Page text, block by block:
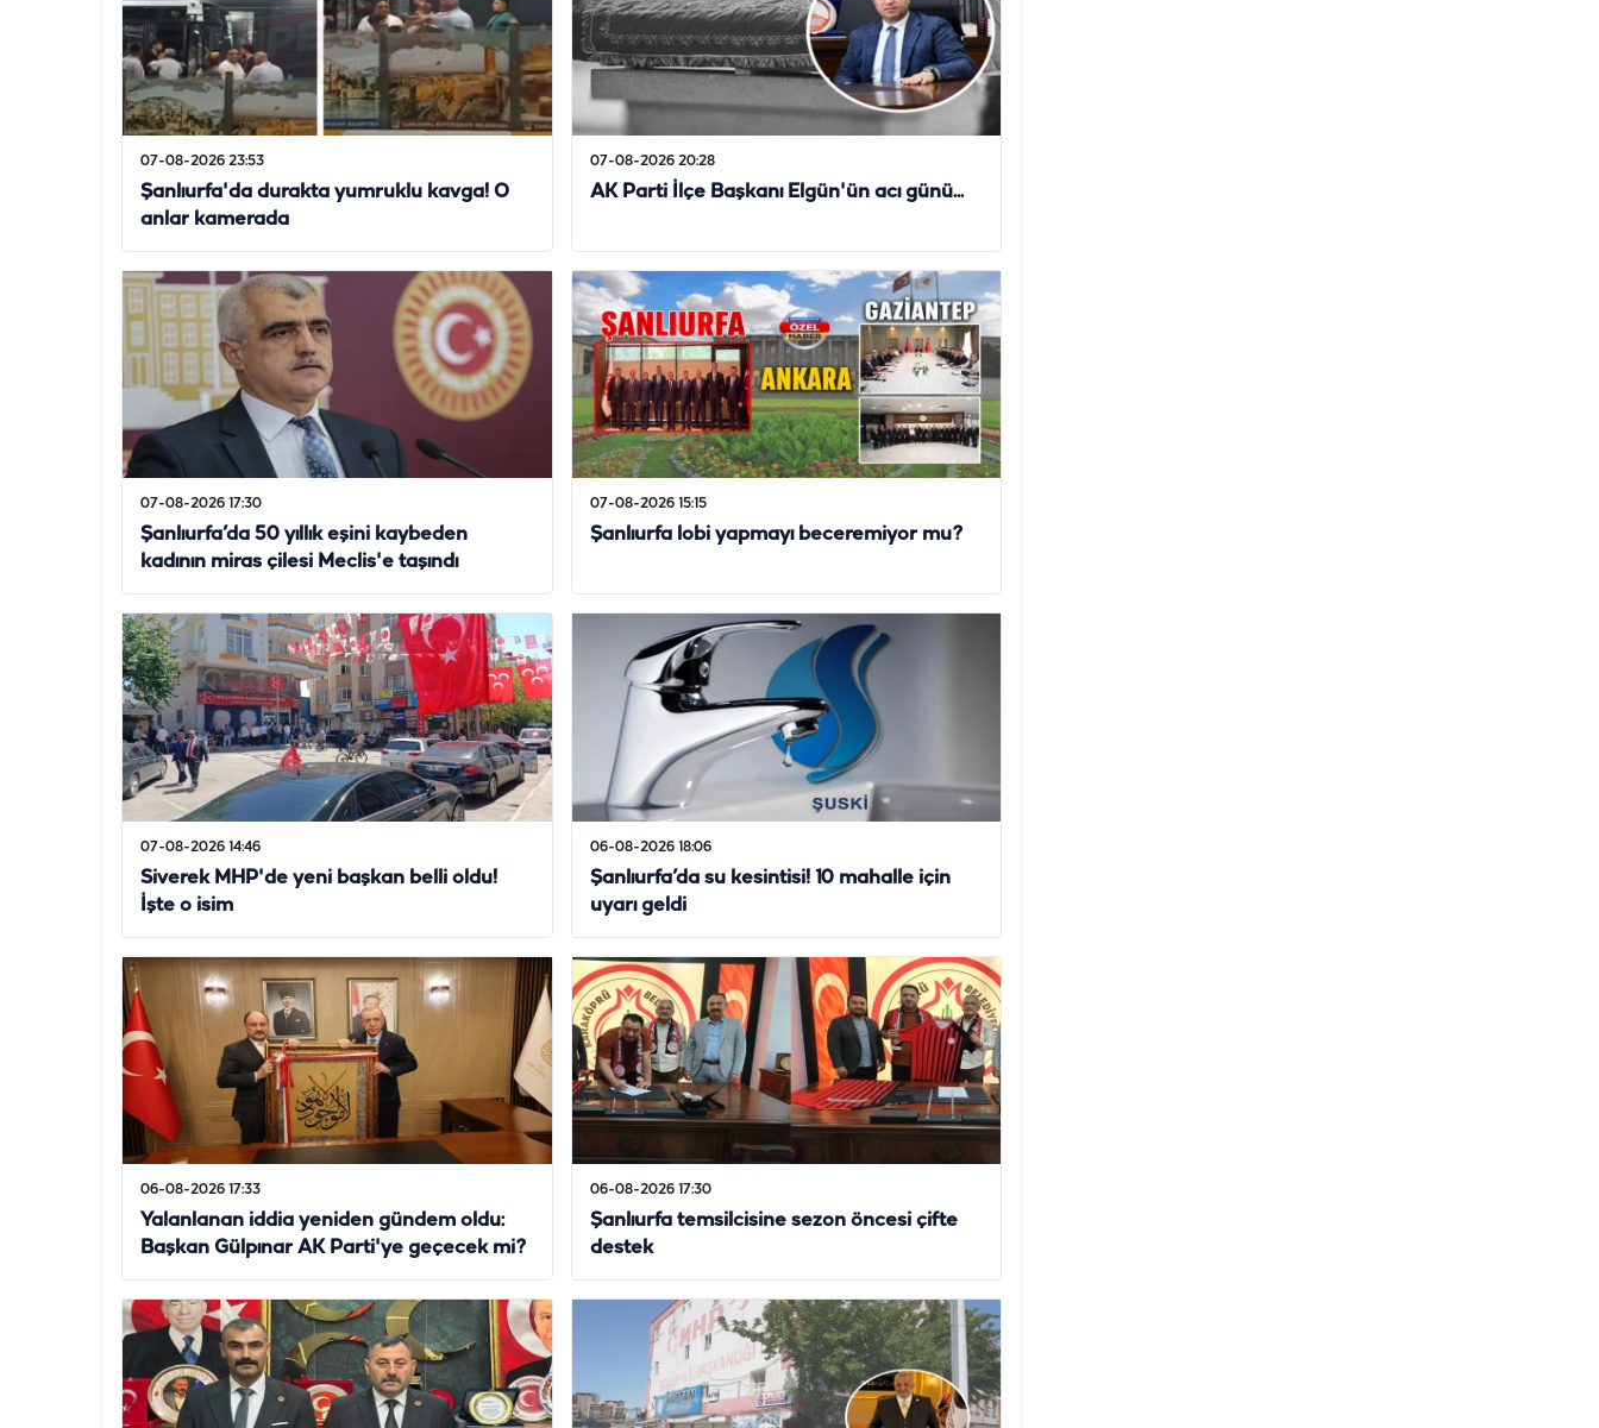
07-08-2026 23:53
Şanlıurfa'da durakta yumruklu kavga! O
anlar kamerada
07-08-2026 20:28
AK Parti İlçe Başkanı Elgün'ün acı günü...
07-08-2026 17:30
Şanlıurfa’da 50 yıllık eşini kaybeden
kadının miras çilesi Meclis'e taşındı
07-08-2026 15:15
Şanlıurfa lobi yapmayı beceremiyor mu?
07-08-2026 14:46
Siverek MHP'de yeni başkan belli oldu!
İşte o isim
06-08-2026 18:06
Şanlıurfa’da su kesintisi! 10 mahalle için
uyarı geldi
06-08-2026 17:33
Yalanlanan iddia yeniden gündem oldu:
Başkan Gülpınar AK Parti'ye geçecek mi?
06-08-2026 17:30
Şanlıurfa temsilcisine sezon öncesi çifte
destek